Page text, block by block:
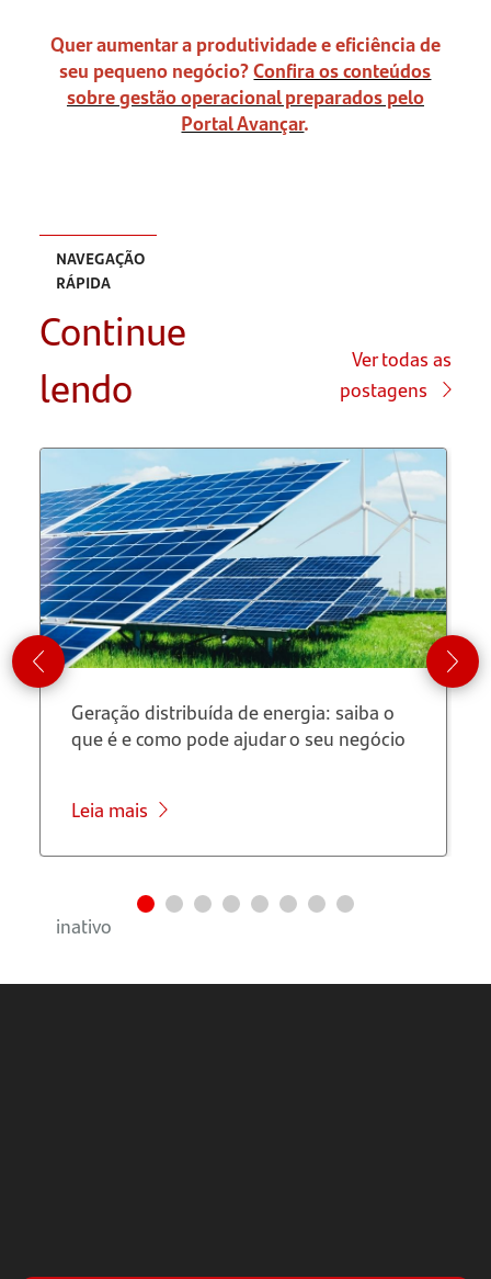
Quer aumentar a produtividade e eficiência de
seu pequeno negócio?Confira os conteúdos
sobre gestão operacional preparados pelo
Portal Avançar.
NAVEGAÇÃO
RÁPIDA
Estoque
mínimo
Estoque
Estoque
de
antecipação
ou
sazonal
Estoque
de
proteção
em
inativo
Continue
lendo
Ver todas as
postagens
Geração distribuída de energia: saiba o
que é e como pode ajudar o seu negócio
Leia mais